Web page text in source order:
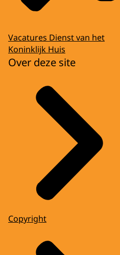
Vacatures Dienst van het
Koninklijk Huis
Over deze site
Copyright